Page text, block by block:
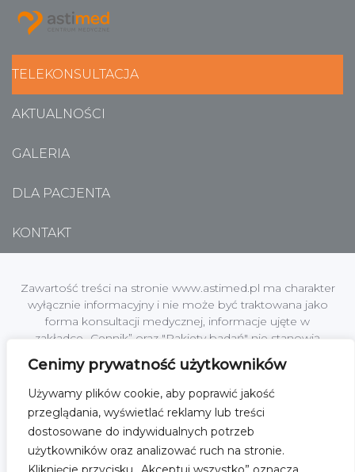
Cenimy prywatność użytkowników
Używamy plików cookie, aby poprawić jakość
przeglądania, wyświetlać reklamy lub treści
dostosowane do indywidualnych potrzeb
użytkowników oraz analizować ruch na stronie.
TELEKONSULTACJA
AKTUALNOŚCI
GALERIA
DLA PACJENTA
KONTAKT
Zawartość treści na stronie www.astimed.pl ma charakter
wyłącznie informacyjny i nie może być traktowana jako
forma konsultacji medycznej, informacje ujęte w
zakładce „Cennik” oraz "Pakiety badań" nie stanowią
oferty handlowej w rozumieniu art. 66 §1 Kodeksu
Cywilnego.
Centrum Medyczne Astimed jest zakładem leczniczym
podmiotu leczniczego; Astimed Sp. z o.o. z siedzibą w
[01-864] Warszawa, ul. Kochanowskiego 45 lok.2, NIP:
1182101485, KRS nr 0000519271 Sąd Rejonowy dla